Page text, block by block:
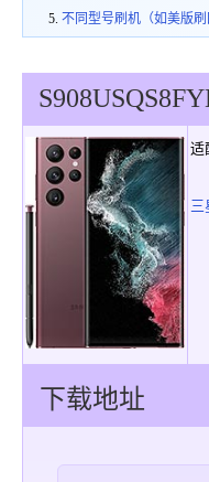
不同型号刷机（如美版
S908USQS8
适
三
下载地址